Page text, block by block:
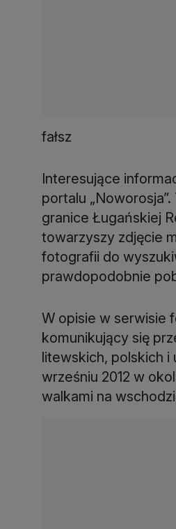
Interesujące
portalu
granice Ługańskiej
towarzyszy zdjęcie
fotografii do
prawdopodobnie
W opisie w serwisie
komunikujący się
litewskich, polskich i
wrześniu 2012 w
walkami na